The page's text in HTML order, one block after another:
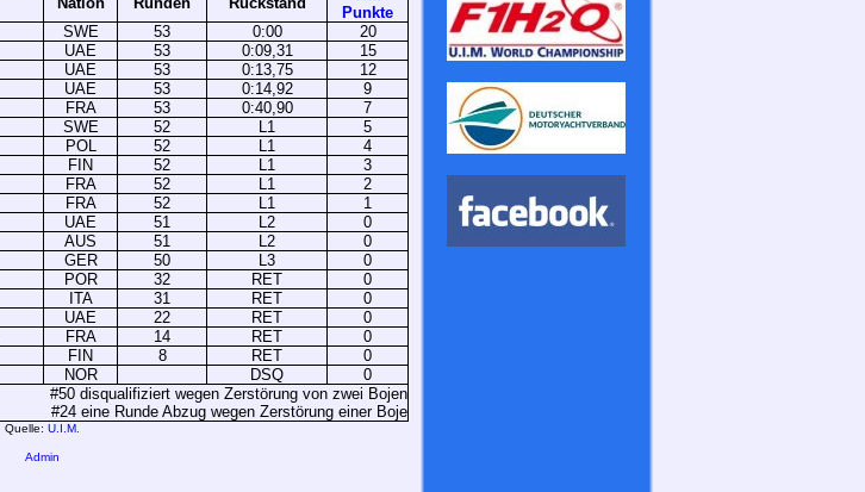
Punkte
SWE 53 0:00
20
UAE 53 0:09,31
15
UAE 53 0:13,75
12
UAE 53 0:14,92
9
FRA 53 0:40,90
7
SWE 52 L1
5
POL 52 L1
4
FIN 52 L1
3
FRA 52 L1
2
FRA 52 L1
1
UAE 51 L2
0
AUS 51 L2
0
GER 50 L3
0
POR 32 RET
0
ITA 31 RET
0
UAE 22 RET
0
FRA 14 RET
0
FIN 8 RET
0
NOR DSQ
0
#50 disqualifiziert wegen Zerstörung von zwei Bojen
#24 eine Runde Abzug wegen Zerstörung einer Boje
Quelle: U.I.M.
Admin